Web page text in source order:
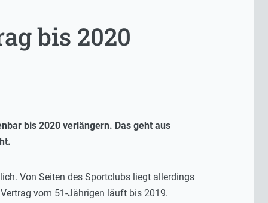
bis 2020
bis 2020 verlängern. Das geht aus
Von Seiten des Sportclubs liegt allerdings
vom 51-Jährigen läuft bis 2019.